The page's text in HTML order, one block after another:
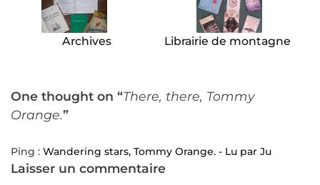
l’article
Archives Librairie de montagne
One thought on “There, there, Tommy
Orange.”
Ping : Wandering stars, Tommy Orange. - Lu par Ju
Laisser un commentaire